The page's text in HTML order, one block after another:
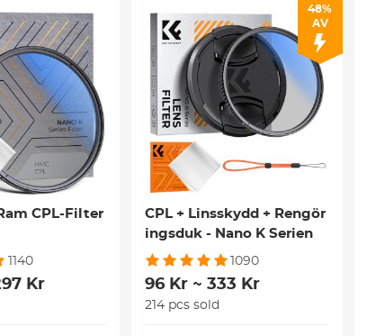
CPL-Filter
1140
Kr
48%
AV
CPL + Linsskydd + Rengör
ingsduk - Nano K Serien
1090
96 Kr ~ 333 Kr
214 pcs sold